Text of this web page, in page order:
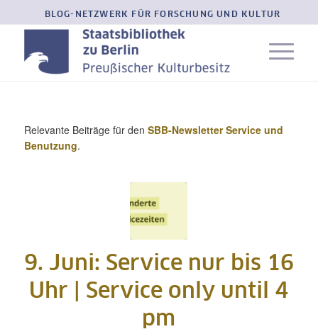
BLOG-NETZWERK FÜR FORSCHUNG UND KULTUR
Relevante Beiträge für den SBB-Newsletter Service und
Benutzung.
9. Juni: Service nur bis 16
Uhr | Service only until 4
pm